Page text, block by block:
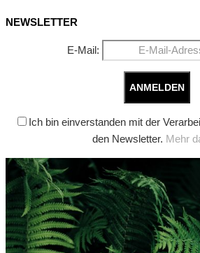
NEWSLETTER
E-Mail:
Ich bin einverstanden mit der
den Newsletter. Mehr